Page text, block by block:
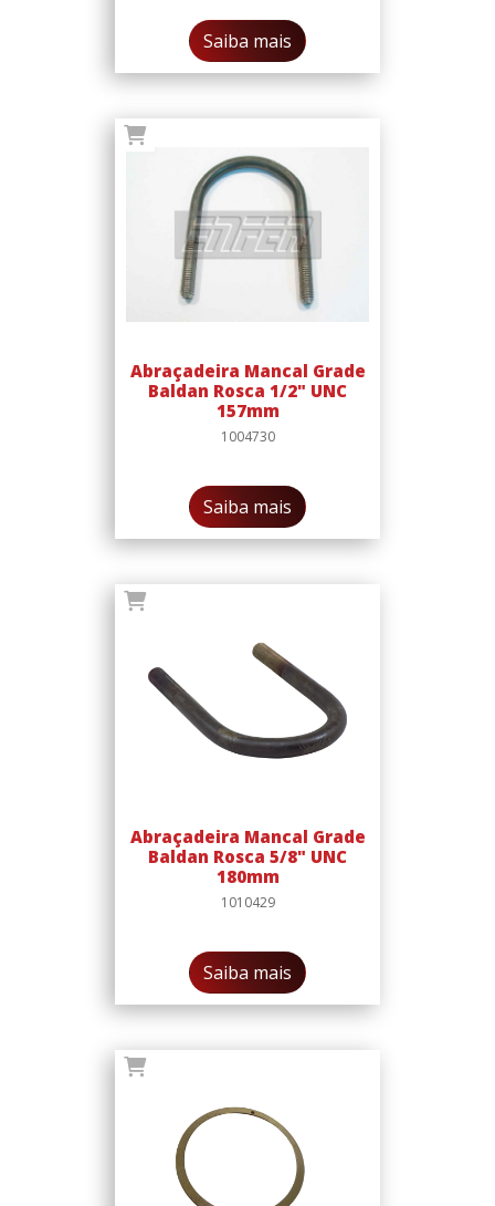
Saiba mais
Abraçadeira Mancal Grade
Baldan Rosca 1/2" UNC
157mm
1004730
Saiba mais
Abraçadeira Mancal Grade
Baldan Rosca 5/8" UNC
180mm
1010429
Saiba mais